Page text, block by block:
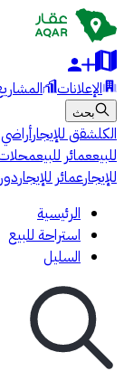
الإعلانات
بحث
الكلشقق للإيجار
للبيععمائر للبيعمحلات
للإيجارعمائر للإيجار
الرئيسية
استراحة للبيع
السليل